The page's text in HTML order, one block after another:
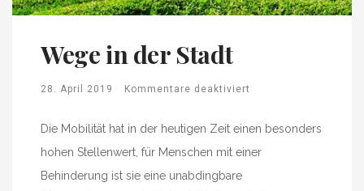
Wege in der Stadt
28. April 2019 Kommentare deaktiviert
Die Mobilität hat in der heutigen Zeit einen besonders
hohen Stellenwert, für Menschen mit einer
Behinderung ist sie eine unabdingbare